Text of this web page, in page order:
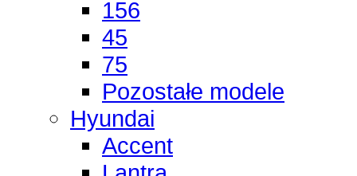
156
45
75
Pozostałe modele
Hyundai
Accent